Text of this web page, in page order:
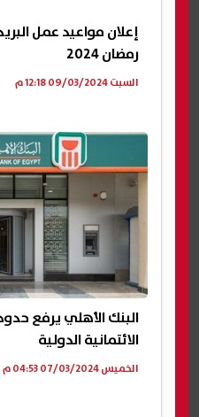
إعلان مواعيد عمل
رمضان 2024
السبت 09/03/2024 12:18 م
البنك الأهلي يرفع
الائتمانية الدولية
الخميس 07/03/2024 04:53 م